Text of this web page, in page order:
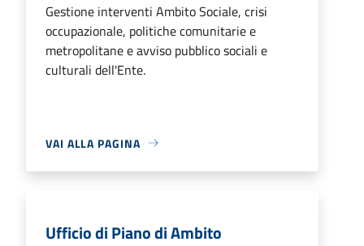
Gestione interventi Ambito Sociale, crisi
occupazionale, politiche comunitarie e
metropolitane e avviso pubblico sociali e
culturali dell'Ente.
VAI ALLA PAGINA
Ufficio di Piano di Ambito